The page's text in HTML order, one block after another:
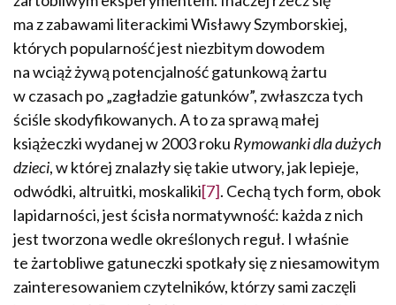
ma z zabawami lite­rackimi Wisławy Szymborskiej,
których popularność jest niezbitym dowodem
na wciąż żywą potencjalność ga­tunkową żartu
w czasach po „zagładzie gatunków”, zwłaszcza tych
ściśle skodyfikowanych. A to za sprawą małej
książeczki wydanej w 2003 roku Rymowanki dla dużych
dzieci, w której znalazły się takie utwory, jak lepieje,
odwódki, altruitki, moskaliki[7]. Cechą tych form, obok
lapidarności, jest ścisła normatywność: każda z nich
jest tworzona wedle określonych reguł. I właśnie
te żartobliwe gatuneczki spotkały się z niesamowitym
zainteresowaniem czytelników, którzy sami zaczęli